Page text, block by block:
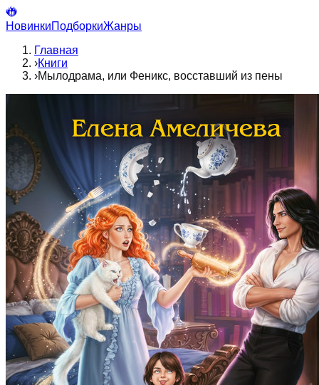
НовинкиПодборкиЖанры
Главная
›Книги
›Мылодрама, или Феникс, восставший из пены